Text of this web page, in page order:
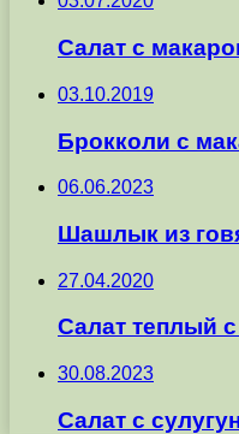
Cалат с
03.10.2019
Брокколи с
06.06.2023
Шашлык из
27.04.2020
Салат теплый
30.08.2023
Салат с